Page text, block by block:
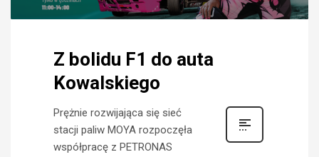
Z bolidu F1 do auta
Kowalskiego
Prężnie rozwijająca się sieć
stacji paliw MOYA rozpoczęła
współpracę z PETRONAS